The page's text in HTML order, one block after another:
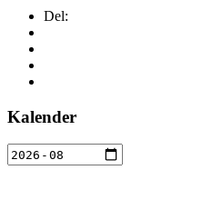
Del:
Kalender